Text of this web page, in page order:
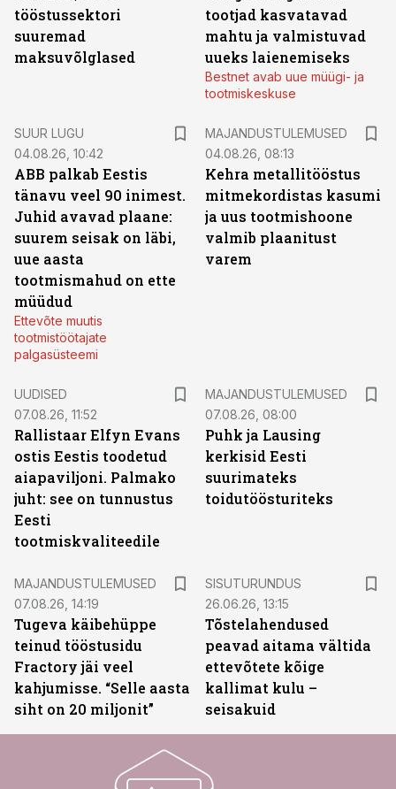
tööstussektori
suuremad
maksuvõlglased
tootjad kasvatavad
mahtu ja valmistuvad
uueks laienemiseks
Bestnet avab uue müügi- ja
tootmiskeskuse
SUUR LUGU
04.08.26, 10:42
ABB palkab Eestis
tänavu veel 90 inimest.
Juhid avavad plaane:
suurem seisak on läbi,
uue aasta
tootmismahud on ette
müüdud
Ettevõte muutis
tootmistöötajate
palgasüsteemi
MAJANDUSTULEMUSED
04.08.26, 08:13
Kehra metallitööstus
mitmekordistas kasumi
ja uus tootmishoone
valmib plaanitust
varem
UUDISED
07.08.26, 11:52
Rallistaar Elfyn Evans
ostis Eestis toodetud
aiapaviljoni. Palmako
juht: see on tunnustus
Eesti
tootmiskvaliteedile
MAJANDUSTULEMUSED
07.08.26, 08:00
Puhk ja Lausing
kerkisid Eesti
suurimateks
toidutöösturiteks
MAJANDUSTULEMUSED
07.08.26, 14:19
Tugeva käibehüppe
teinud tööstusidu
Fractory jäi veel
kahjumisse. “Selle aasta
siht on 20 miljonit”
SISUTURUNDUS
26.06.26, 13:15
Tõstelahendused
peavad aitama vältida
ettevõtete kõige
kallimat kulu –
seisakuid